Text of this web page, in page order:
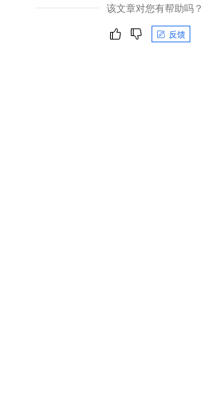
该文章对您有帮助吗？
反馈